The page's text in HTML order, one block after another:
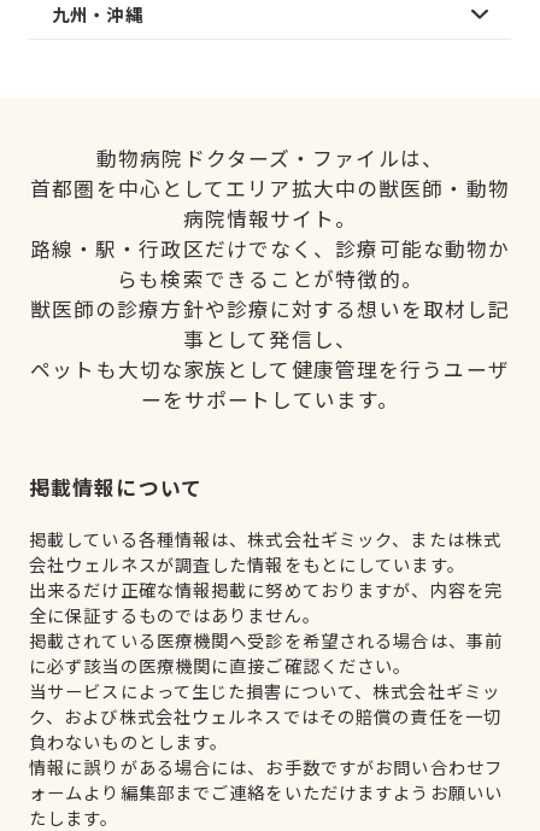
九州・沖縄
動物病院ドクターズ・ファイルは、
首都圏を中心としてエリア拡大中の獣医師・動物
病院情報サイト。
路線・駅・行政区だけでなく、診療可能な動物か
らも検索できることが特徴的。
獣医師の診療方針や診療に対する想いを取材し記
事として発信し、
ペットも大切な家族として健康管理を行うユーザ
ーをサポートしています。
掲載情報について
掲載している各種情報は、株式会社ギミック、または株式
会社ウェルネスが調査した情報をもとにしています。
出来るだけ正確な情報掲載に努めておりますが、内容を完
全に保証するものではありません。
掲載されている医療機関へ受診を希望される場合は、事前
に必ず該当の医療機関に直接ご確認ください。
当サービスによって生じた損害について、株式会社ギミッ
ク、および株式会社ウェルネスではその賠償の責任を一切
負わないものとします。
情報に誤りがある場合には、お手数ですがお問い合わせフ
ォームより編集部までご連絡をいただけますようお願いい
たします。